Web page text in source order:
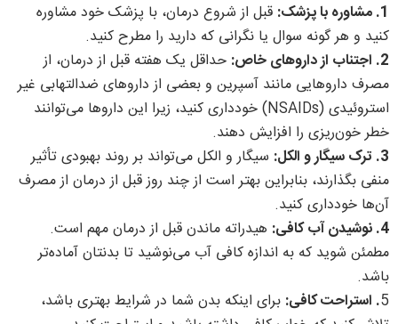
1. مشاوره با پزشک:
قبل از شروع درمان، با پزشک خود مشاوره
کنید و هر گونه سوال یا نگرانی که دارید را مطرح کنید.
2. اجتناب از داروهای خاص:
حداقل یک هفته قبل از درمان، از
مصرف داروهایی مانند آسپرین و بعضی از داروهای ضدالتهابی غیر
استروئیدی (NSAIDs) خودداری کنید، زیرا این داروها می‌توانند
خطر خون‌ریزی را افزایش دهند.
3. ترک سیگار و الکل:
سیگار و الکل می‌تواند بر روند بهبودی تأثیر
منفی بگذارند، بنابراین بهتر است از چند روز قبل از درمان از مصرف
آن‌ها خودداری کنید.
4. نوشیدن آب کافی:
هیدراته ماندن قبل از درمان مهم است.
مطمئن شوید که به اندازه کافی آب می‌نوشید تا بدنتان آماده‌تر
باشد.
5. استراحت کافی: برای اینکه بدن شما در شرایط بهتری باشد،